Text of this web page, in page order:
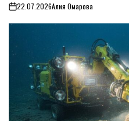
on22.07.2026Алия Омарова